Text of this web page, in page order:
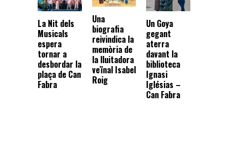
La Nit dels
Musicals
espera
tornar a
desbordar la
plaça de Can
Fabra
Una
biografia
reivindica la
memòria de
la lluitadora
veïnal Isabel
Roig
Un Goya
gegant
aterra
davant la
biblioteca
Ignasi
Iglésias –
Can Fabra